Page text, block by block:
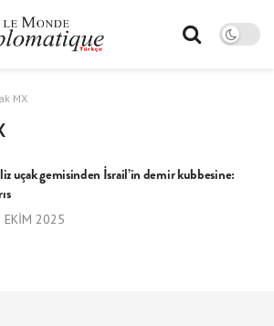
MX
uçak gemisinden İsrail’in demir kubbesine:
EKIM 2025